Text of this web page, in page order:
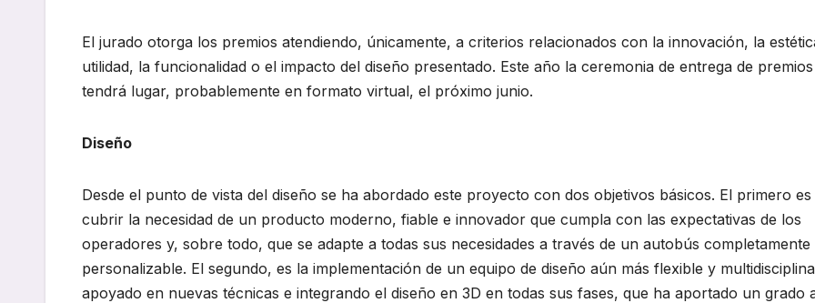
El jurado otorga los premios atendiendo, únicamente, a criterios relacionados con la innovación, la
utilidad, la funcionalidad o el impacto del diseño presentado. Este año la ceremonia de entrega de premios
tendrá lugar, probablemente en formato virtual, el próximo junio.
Diseño
Desde el punto de vista del diseño se ha abordado este proyecto con dos objetivos básicos. El primero es
cubrir la necesidad de un producto moderno, fiable e innovador que cumpla con las expectativas de los
operadores y, sobre todo, que se adapte a todas sus necesidades a través de un autobús completamente
personalizable. El segundo, es la implementación de un equipo de diseño aún más flexible y
apoyado en nuevas técnicas e integrando el diseño en 3D en todas sus fases, que ha aportado un grado